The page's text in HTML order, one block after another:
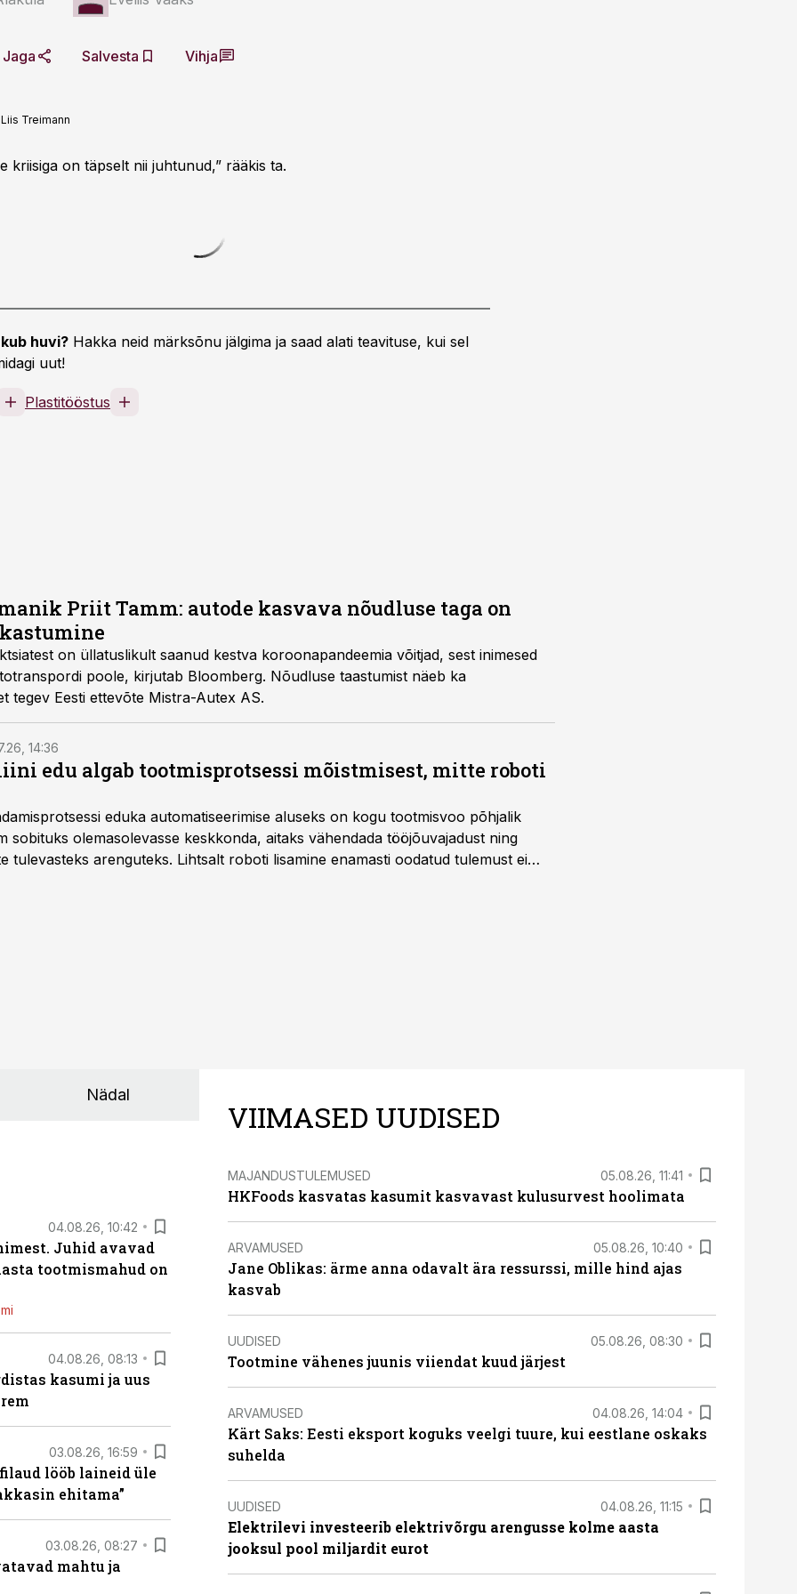
Jaga Salvesta Vihja
Liis Treimann
kriisiga on täpselt nii juhtunud,” rääkis ta.
huvi? Hakka neid märksõnu jälgima ja saad alati teavituse, kui sel
uut!
Plastitööstus
Priit Tamm: autode kasvava nõudluse taga on
on üllatuslikult saanud kestva koroonapandeemia võitjad, sest inimesed
poole, kirjutab Bloomberg. Nõudluse taastumist näeb ka
tegev Eesti ettevõte Mistra-Autex AS.
14:36
edu algab tootmisprotsessi mõistmisest, mitte roboti
eduka automatiseerimise aluseks on kogu tootmisvoo põhjalik
sobituks olemasolevasse keskkonda, aitaks vähendada tööjõuvajadust ning
tulevasteks arenguteks. Lihtsalt roboti lisamine enamasti oodatud tulemust ei
Nädal
04.08.26, 10:42
Juhid avavad
tootmismahud on
04.08.26, 08:13
kasumi ja uus
03.08.26, 16:59
lööb laineid üle
ehitama”
03.08.26, 08:27
mahtu ja
VIIMASED UUDISED
MAJANDUSTULEMUSED 05.08.26, 11:41
HKFoods kasvatas kasumit kasvavast kulusurvest hoolimata
ARVAMUSED 05.08.26, 10:40
Jane Oblikas: ärme anna odavalt ära ressurssi, mille hind ajas
kasvab
UUDISED 05.08.26, 08:30
Tootmine vähenes juunis viiendat kuud järjest
ARVAMUSED 04.08.26, 14:04
Kärt Saks: Eesti eksport koguks veelgi tuure, kui eestlane oskaks
suhelda
UUDISED 04.08.26, 11:15
Elektrilevi investeerib elektrivõrgu arengusse kolme aasta
jooksul pool miljardit eurot